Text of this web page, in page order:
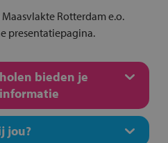
Rotterdam e.o.
presentatiepagina.
bieden je
jou?